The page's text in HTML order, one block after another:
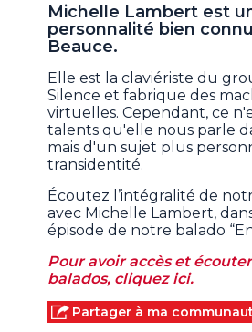
minutes,
31
seconds
Michelle Lambert est
personnalité bien
Beauce.
Elle est la claviériste du
Silence et fabrique des
virtuelles. Cependant, ce
talents qu'elle nous parle
mais d'un sujet plus
transidentité.
Écoutez l’intégralité de
avec Michelle Lambert,
épisode de notre balado
Pour avoir accès et
balados, cliquez ici.
Partager à ma